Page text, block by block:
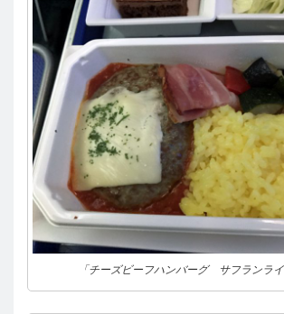
「チーズビーフハンバーグ サフランライ